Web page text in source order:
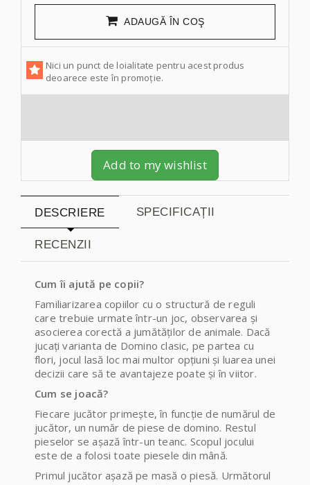
ADAUGĂ ÎN COŞ
Nici un punct de loialitate pentru acest produs
deoarece este în promoție.
Add to my wishlist
DESCRIERE SPECIFICAȚII
RECENZII
Cum îi ajută pe copii?
Familiarizarea copiilor cu o structură de reguli
care trebuie urmate într-un joc, observarea și
asocierea corectă a jumătăților de animale. Dacă
jucați varianta de Domino clasic, pe partea cu
flori, jocul lasă loc mai multor opțiuni și luarea unei
decizii care să te avantajeze poate și în viitor.
Cum se joacă?
Fiecare jucător primește, în funcție de numărul de
jucător, un număr de piese de domino. Restul
pieselor se așază într-un teanc. Scopul jocului
este de a folosi toate piesele din mână.
Primul jucător așază pe masă o piesă. Următorul